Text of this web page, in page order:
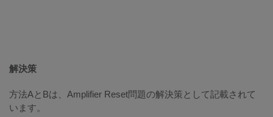
解決策
方法AとBは、Amplifier Reset問題の解決策として記載されて
います。